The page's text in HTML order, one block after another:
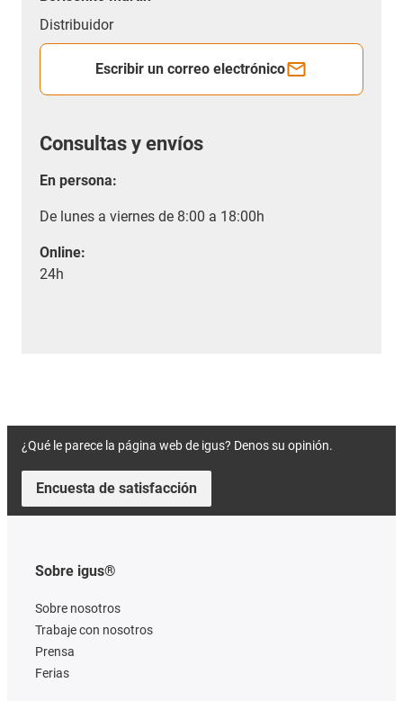
Distribuidor
Escribir un correo electrónico
Consultas y envíos
En persona:
De lunes a viernes de 8:00 a 18:00h
Online:
24h
¿Qué le parece la página web de igus? Denos su opinión.
Encuesta de satisfacción
Sobre igus®
Sobre nosotros
Trabaje con nosotros
Prensa
Ferias